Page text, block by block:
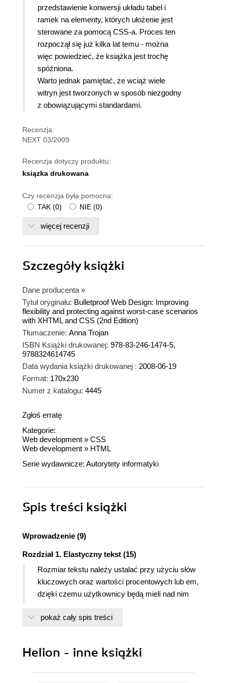
przedstawienie konwersji układu tabel i
ramek na elementy, których ułożenie jest
sterowane za pomocą CSS-a. Proces ten
rozpoczął się już kilka lat temu - można
więc powiedzieć, że książka jest trochę
spóźniona.
Warto jednak pamiętać, że wciąż wiele
witryn jest tworzonych w sposób niezgodny
z obowiązującymi standardami.
Recenzja:
NEXT 03/2009
Recenzja dotyczy produktu:
ksiązka drukowana
Czy recenzja była pomocna:
TAK (0) NIE (0)
więcej recenzji
Szczegółyksiążki
Dane producenta »
Tytuł oryginału: Bulletproof Web Design: Improving
flexibility and protecting against worst-case scenarios
with XHTML and CSS (2nd Edition)
Tłumaczenie: Anna Trojan
ISBN Książki drukowanej: 978-83-246-1474-5,
9788324614745
Data wydania książki drukowanej : 2008-06-19
Format: 170x230
Numer z katalogu: 4445
Zgłoś erratę
Kategorie:
Web development » CSS
Web development » HTML
Serie wydawnicze: Autorytety informatyki
Spis treści książki
Wprowadzenie (9)
Rozdział 1. Elastyczny tekst (15)
Rozmiar tekstu należy ustalać przy użyciu słów
kluczowych oraz wartości procentowych lub em,
dzięki czemu użytkownicy będą mieli nad nim
Częste rozwiązanie (17)
Dlaczego rozwiązanie to jest kuloodporne (27)
pokaż cały spis treści
Helion - inne książki